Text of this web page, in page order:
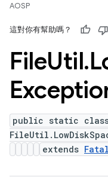
AOSP
這對你有幫助嗎？
FileUtil.
public static
extends